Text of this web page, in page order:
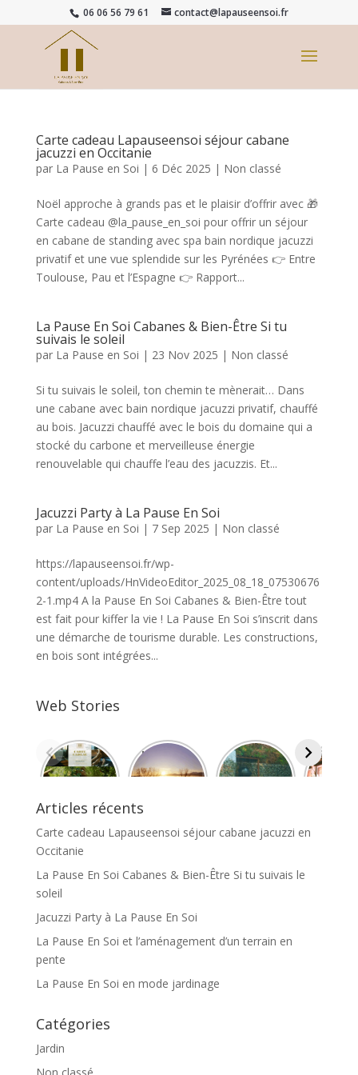
06 06 56 79 61 contact@lapauseensoi.fr
Carte cadeau Lapauseensoi séjour cabane
jacuzzi en Occitanie
par La Pause en Soi | 6 Déc 2025 | Non classé
Noël approche à grands pas et le plaisir d’offrir avec 🎁
Carte cadeau @la_pause_en_soi pour offrir un séjour
en cabane de standing avec spa bain nordique jacuzzi
privatif et une vue splendide sur les Pyrénées 👉 Entre
Toulouse, Pau et l’Espagne 👉 Rapport...
La Pause En Soi Cabanes & Bien-Être Si tu
suivais le soleil
par La Pause en Soi | 23 Nov 2025 | Non classé
Si tu suivais le soleil, ton chemin te mènerait… Dans
une cabane avec bain nordique jacuzzi privatif, chauffé
au bois. Jacuzzi chauffé avec le bois du domaine qui a
stocké du carbone et merveilleuse énergie
renouvelable qui chauffe l’eau des jacuzzis. Et...
Jacuzzi Party à La Pause En Soi
par La Pause en Soi | 7 Sep 2025 | Non classé
https://lapauseensoi.fr/wp-
content/uploads/HnVideoEditor_2025_08_18_07530676
2-1.mp4 A la Pause En Soi Cabanes & Bien-Être tout
est fait pour kiffer la vie ! La Pause En Soi s’inscrit dans
une démarche de tourisme durable. Les constructions,
en bois sont intégrées...
Web Stories
Carte
cadeau
cabane
jacuzzi en
Occitanie
La Pause
En Soi
suivais le
soleil
Jacuzzi
Party à La
Articles récents
Carte cadeau Lapauseensoi séjour cabane jacuzzi en
Occitanie
La Pause En Soi Cabanes & Bien-Être Si tu suivais le
soleil
Jacuzzi Party à La Pause En Soi
La Pause En Soi et l’aménagement d’un terrain en
pente
La Pause En Soi en mode jardinage
Catégories
Jardin